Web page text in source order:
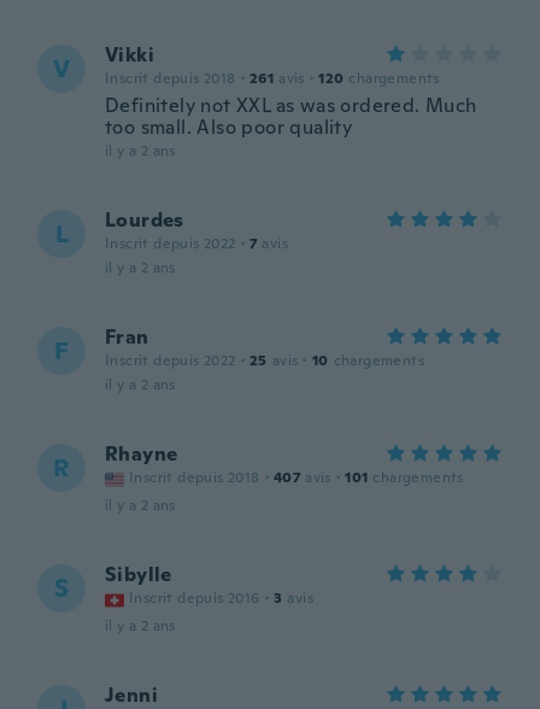
V Vikki
Inscrit depuis 2018 · 261 avis · 120 chargements
Definitely not XXL as was ordered. Much
too small. Also poor quality
il y a 2 ans
L Lourdes
Inscrit depuis 2022 · 7 avis
il y a 2 ans
F Fran
Inscrit depuis 2022 · 25 avis · 10 chargements
il y a 2 ans
R Rhayne
Inscrit depuis 2018 · 407 avis · 101 chargements
il y a 2 ans
S Sibylle
Inscrit depuis 2016 · 3 avis
il y a 2 ans
Jenni